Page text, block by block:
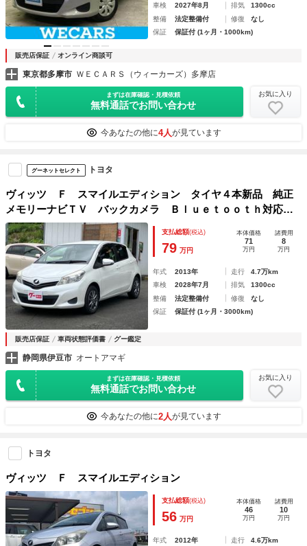
車検 2027年8月 排気
1300cc
整備
法定整備付 修復
なし
保証
保証付 (1ヶ月・1000km)
販売店保証 オンライン商談可
東京都多摩市 ＷＥＣＡＲＳ（ウィーカーズ）多摩店
まずは在庫確認・見積依頼
無料通話でお問い合わせ
お気に入り
今あなたの他に4人が見ています
グーネットセレクト トヨタ
ヴィッツ Ｆ スマイルエディション タイヤ４本新品 純正
メモリーナビＴＶ バックカメラ Ｂｌｕｅｔｏｏｔｈ対応
ＥＴＣ ドライブレコーダー スマートキープッシュスター
ト 記録簿完備 禁煙車 社外アルミホイール
支払総額(税込)
79 万円
本体価格
71
万円
諸費用
8
万円
年式 2013年 走行
4.7万km
車検
2028年7月 排気
1300cc
整備
法定整備付 修復
なし
保証
保証付 (1ヶ月・3000km)
販売店保証 車両状態評価書 グー鑑定
静岡県伊豆市 オートアマギ
まずは在庫確認・見積依頼
無料通話でお問い合わせ
お気に入り
今あなたの他に2人が見ています
トヨタ
ヴィッツ Ｆ スマイルエディション
支払総額(税込)
56 万円
本体価格
46
万円
諸費用
10
万円
年式 2012年 走行
4.6万km